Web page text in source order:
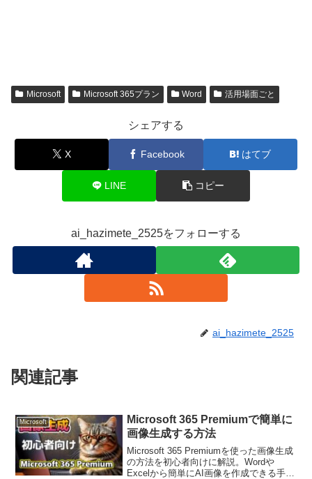
Microsoft Microsoft 365プラン Word 活用場面ごと
シェアする
X Facebook はてブ
LINE コピー
ai_hazimete_2525をフォローする
ai_hazimete_2525
関連記事
Microsoft
Microsoft 365 Premiumで簡単に
画像生成する方法
Microsoft 365 Premiumを使った画像生成
の方法を初心者向けに解説。Wordや
Excelから簡単にAI画像を作成できる手